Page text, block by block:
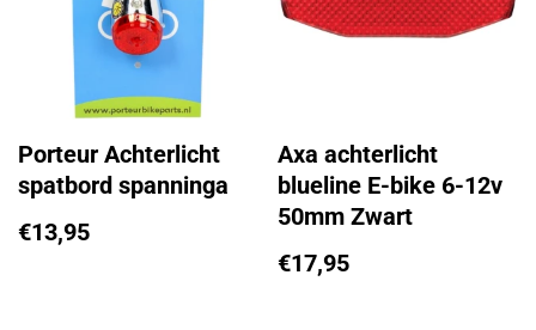
Porteur Achterlicht
spatbord spanninga
€13,95
Axa achterlicht
blueline E-bike 6-12v
50mm Zwart
€17,95